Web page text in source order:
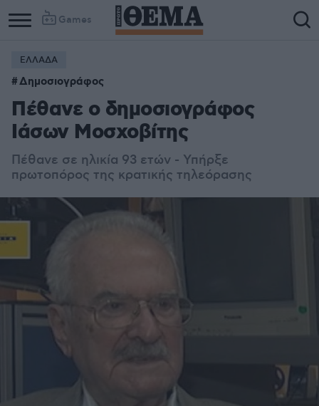
Games
ΕΛΛΑΔΑ
Δημοσιογράφος
Πέθανε ο δημοσιογράφος
Ιάσων Μοσχοβίτης
Πέθανε σε ηλικία 93 ετών - Υπήρξε
πρωτοπόρος της κρατικής τηλεόρασης